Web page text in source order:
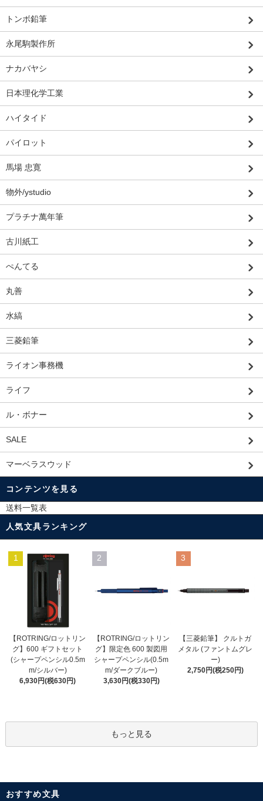
トンボ鉛筆
永尾駒製作所
ナカバヤシ
日本理化学工業
ハイタイド
パイロット
馬場 忠寛
物外/ystudio
プラチナ萬年筆
古川紙工
ぺんてる
丸善
水縞
三菱鉛筆
ライオン事務機
ライフ
ル・ボナー
SALE
マーベラスウッド
コンテンツを見る
送料一覧表
人気文具ランキング
1
【ROTRING/ロットリン
グ】600 ギフトセット
(シャープペンシル0.5m
m/シルバー)
6,930円(税630円)
2
【ROTRING/ロットリン
グ】限定色 600 製図用
シャープペンシル(0.5m
m/ダークブルー)
3,630円(税330円)
3
【三菱鉛筆】 クルトガ
メタル (ファントムグレ
ー)
2,750円(税250円)
もっと見る
おすすめ文具